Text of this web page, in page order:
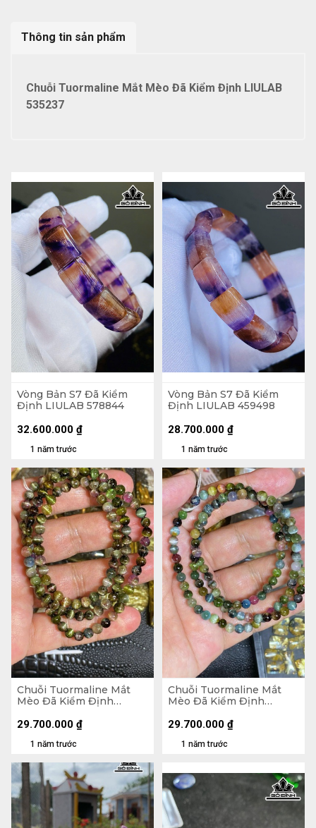
Thông tin sản phẩm
Chuỗi Tuormaline Mắt Mèo Đã Kiểm Định LIULAB
535237
Vòng Bản S7 Đã Kiểm
Định LIULAB 578844
1 năm trước
32.600.000 ₫
Vòng Bản S7 Đã Kiểm
Định LIULAB 459498
1 năm trước
28.700.000 ₫
Chuỗi Tuormaline Mắt
Mèo Đã Kiểm Định
1 năm trước
29.700.000 ₫
Chuỗi Tuormaline Mắt
Mèo Đã Kiểm Định
1 năm trước
29.700.000 ₫